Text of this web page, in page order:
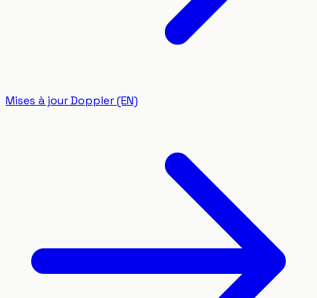
Mises à jour Doppler (EN)